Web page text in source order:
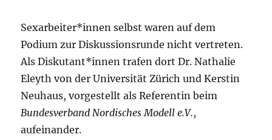
Sexarbeiter*innen selbst waren auf dem
Podium zur Diskussionsrunde nicht vertreten.
Als Diskutant*innen trafen dort Dr. Nathalie
Eleyth von der Universität Zürich und Kerstin
Neuhaus, vorgestellt als Referentin beim
Bundesverband Nordisches Modell e.V.,
aufeinander.